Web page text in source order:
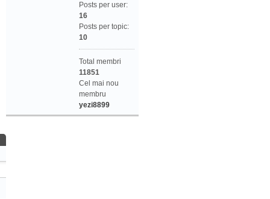
Posts per user:
16
Posts per topic:
10
Total membri
11851
Cel mai nou
membru
yezi8899